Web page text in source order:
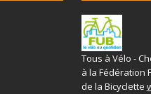
Tous à Vélo -
à la Fédération
de la Bicyclette